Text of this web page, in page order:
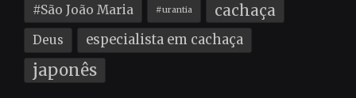
#São João Maria #urantia cachaça
Deus especialista em cachaça
japonês